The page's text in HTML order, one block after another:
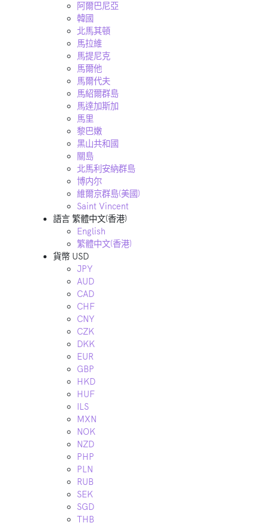
阿爾巴尼亞
韓國
北馬其頓
馬拉維
馬提尼克
馬爾他
馬爾代夫
馬紹爾群島
馬達加斯加
馬里
黎巴嫩
黑山共和國
關島
北馬利安納群島
博内尔
維爾京群島(美國)
Saint Vincent
語言 繁體中文(香港)
English
繁體中文(香港)
貨幣 USD
JPY
AUD
CAD
CHF
CNY
CZK
DKK
EUR
GBP
HKD
HUF
ILS
MXN
NOK
NZD
PHP
PLN
RUB
SEK
SGD
THB